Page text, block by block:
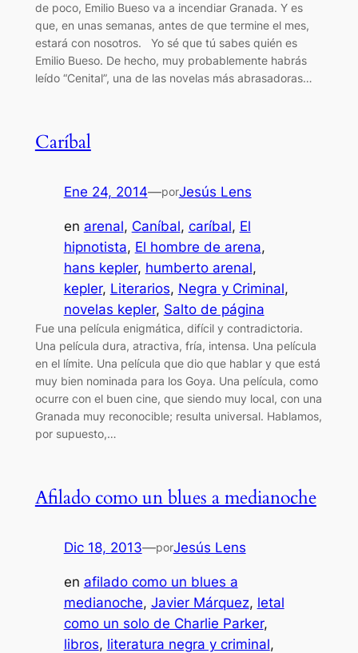
de poco, Emilio Bueso va a incendiar Granada. Y es
que, en unas semanas, antes de que termine el mes,
estará con nosotros. Yo sé que tú sabes quién es
Emilio Bueso. De hecho, muy probablemente habrás
leído “Cenital”, una de las novelas más abrasadoras…
Caríbal
Ene 24, 2014—porJesús Lens
en arenal, Caníbal, caríbal, El
hipnotista, El hombre de arena
hans kepler, humberto arenal
kepler, Literarios, Negra y Criminal
novelas kepler, Salto de página
Fue una película enigmática, difícil y contradictoria.
Una película dura, atractiva, fría, intensa. Una película
en el límite. Una película que dio que hablar y que está
muy bien nominada para los Goya. Una película, como
ocurre con el buen cine, que siendo muy local, con una
Granada muy reconocible; resulta universal. Hablamos,
por supuesto,…
Afilado como un blues a medianoche
Dic 18, 2013—porJesús Lens
en afilado como un blues a
medianoche, Javier Márquez, letal
como un solo de Charlie Parker
libros, literatura negra y criminal